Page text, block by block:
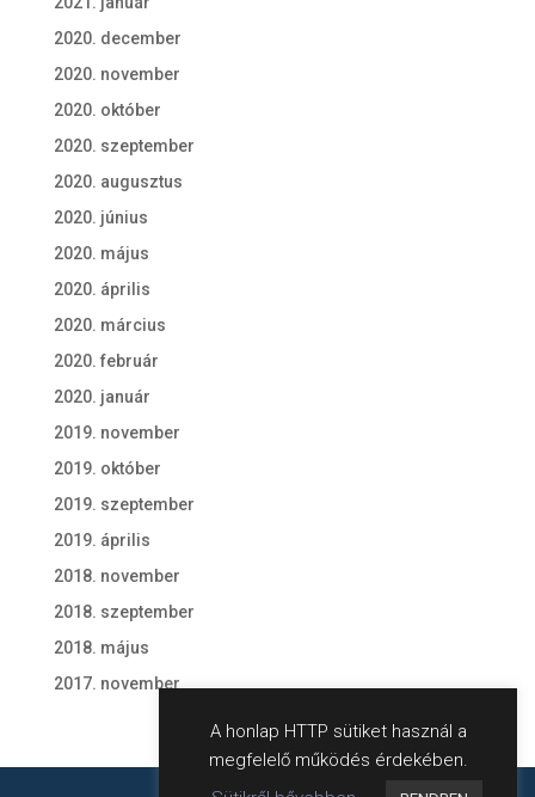
2020. december
2020. november
2020. október
2020. szeptember
2020. augusztus
2020. június
2020. május
2020. április
2020. március
2020. február
2020. január
2019. november
2019. október
2019. szeptember
2019. április
2018. november
2018. szeptember
2018. május
2017. november
A honlap HTTP sütiket használ a
megfelelő működés érdekében.